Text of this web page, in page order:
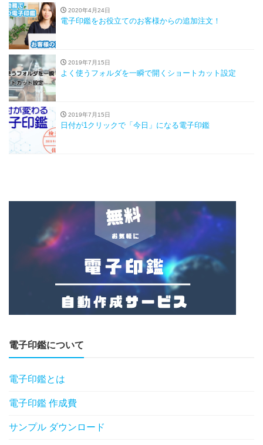
2020年4月24日
電子印鑑をお役立てのお客様からの追加注文！
2019年7月15日
よく使うフォルダを一瞬で開くショートカット設定
2019年7月15日
日付が1クリックで「今日」になる電子印鑑
電子印鑑について
電子印鑑とは
電子印鑑 作成費
サンプル ダウンロード